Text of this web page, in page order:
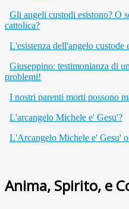
Gli angeli custodi esistono? O
cattolica?
L'esistenza dell'angelo custode
Giuseppino: testimonianza di
problemi!
I nostri parenti morti possono
L'arcangelo Michele e' Gesu'?
L'Arcangelo Michele e' Gesu'
Anima, Spirito, e